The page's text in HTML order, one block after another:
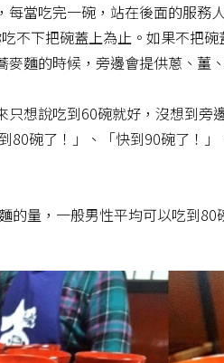
每當吃完一碗，站在後面的服務
不下把碗蓋上為止。如果不把
麥麵的時候，旁邊會提供蔥、薑
只想說吃到60碗就好，沒想到旁
80碗了！」、「快到90碗了！
的量，一般男性平均可以吃到